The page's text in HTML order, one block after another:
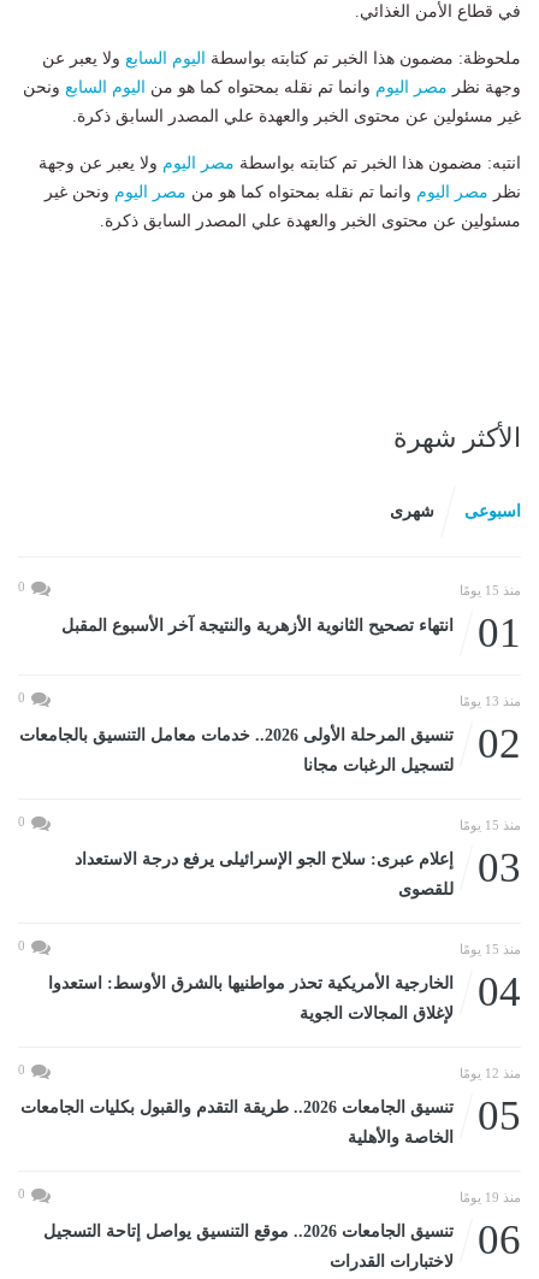
في قطاع الأمن الغذائي.
ملحوظة: مضمون هذا الخبر تم كتابته بواسطة اليوم السابع ولا يعبر عن
وجهة نظر مصر اليوم وانما تم نقله بمحتواه كما هو من اليوم السابع ونحن
غير مسئولين عن محتوى الخبر والعهدة علي المصدر السابق ذكرة.
انتبه: مضمون هذا الخبر تم كتابته بواسطة مصر اليوم ولا يعبر عن وجهة
نظر مصر اليوم وانما تم نقله بمحتواه كما هو من مصر اليوم ونحن غير
مسئولين عن محتوى الخبر والعهدة علي المصدر السابق ذكرة.
الأكثر شهرة
اسبوعى شهرى
منذ 15 يومًا 0
01 انتهاء تصحيح الثانوية الأزهرية والنتيجة آخر الأسبوع المقبل
منذ 13 يومًا 0
02
تنسيق المرحلة الأولى 2026.. خدمات معامل التنسيق بالجامعات
لتسجيل الرغبات مجانا
منذ 15 يومًا 0
03
إعلام عبرى: سلاح الجو الإسرائيلى يرفع درجة الاستعداد
للقصوى
منذ 15 يومًا 0
04
الخارجية الأمريكية تحذر مواطنيها بالشرق الأوسط: استعدوا
لإغلاق المجالات الجوية
منذ 12 يومًا 0
05
تنسيق الجامعات 2026.. طريقة التقدم والقبول بكليات الجامعات
الخاصة والأهلية
منذ 19 يومًا 0
06
تنسيق الجامعات 2026.. موقع التنسيق يواصل إتاحة التسجيل
لاختبارات القدرات